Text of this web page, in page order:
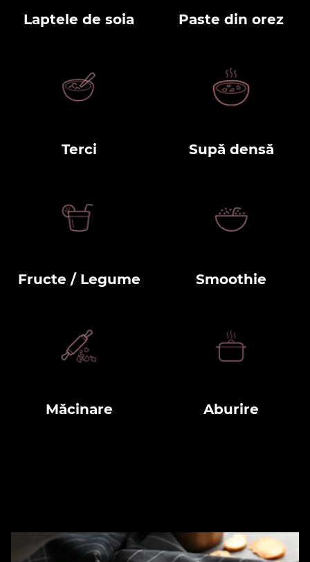
Laptele de soia Paste din orez
Terci Supă densă
Fructe / Legume Smoothie
Măcinare Aburire